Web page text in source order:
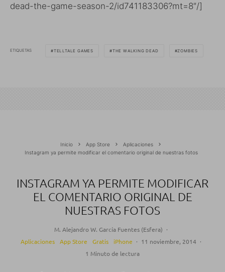
dead-the-game-season-2/id741183306?mt=8″/]
ETIQUETAS TELLTALE GAMES THE WALKING DEAD ZOMBIES
Inicio App Store
Aplicaciones
Instagram ya permite modificar el comentario original de nuestras fotos
INSTAGRAM YA PERMITE MODIFICAR
EL COMENTARIO ORIGINAL DE
NUESTRAS FOTOS
M. Alejandro W. García Fuentes (Esfera) ·
Aplicaciones
App Store Gratis iPhone · 11 noviembre, 2014 ·
1 Minuto de lectura